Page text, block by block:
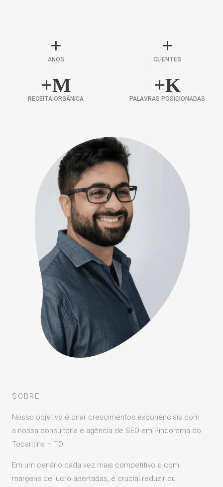
+
ANOS
+
CLIENTES
+M
RECEITA ORGÂNICA
+K
PALAVRAS POSICIONADAS
SOBRE
Nosso objetivo é criar crescimentos exponenciais com
a nossa consultoria e agência de SEO em Pindorama do
Tocantins – TO
Em um cenário cada vez mais competitivo e com
margens de lucro apertadas, é crucial reduzir ou